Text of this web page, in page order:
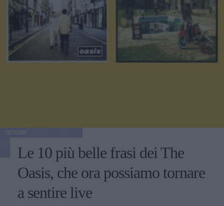
Le 10 più belle frasi dei The
Oasis, che ora possiamo tornare
a sentire live